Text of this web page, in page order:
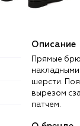
Описание
Прямые
шерсти.
вырезом
патчем.